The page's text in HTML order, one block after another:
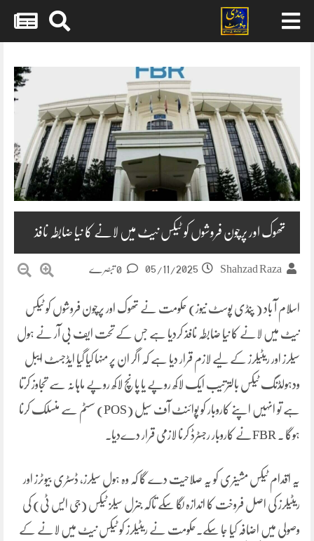
تھوک اور پرچون فروشوں کو ٹیکس نیٹ میں لانے کا نیا ضابطہ نافذ
Shahzad Raza
05/11/2025
اسلام آ باد ( پنڈی پوسٹ نیوز) حکومت نے تھوک اور پرچون فروشوں کو ٹیکس
نیٹ میں لانے کا نیا ضابطہ نافذ کردیا ہے جس کے تحت ایف بی آر نے ہول
سیلرز اور ریٹیلرز کے لیے لازم قرار دیا ہے کہ اگر ان پر منہا کیا گیا ایڈجسٹ ایبل
ودہولڈنگ ٹیکس بالترتیب ایک لاکھ روپے یا پانچ لاکھ روپے ماہانہ سے تجاوز کرتا
ہے تو انہیں اپنے کاروبار کو پوائنٹ آف سیل (POS) سسٹم سے منسلک کرنا
ہوگا ۔ FBRنے کاروبار رجسٹرڈ کرنا لازمی قرار دےدیا۔
یہ اقدام ٹیکس مشینری کو یہ صلاحیت دے گا کہ وہ ہول سیلرز، ڈسٹری بیوٹرز اور
ریٹیلرز کی اصل فروخت کا اندازہ لگا سکے تاکہ جنرل سیلز ٹیکس (جی ایس ٹی) کی
وصولی میں اضافہ کیا جا سکے۔حکومت نے ریٹیلرز کو ٹیکس نیٹ میں لانے کے